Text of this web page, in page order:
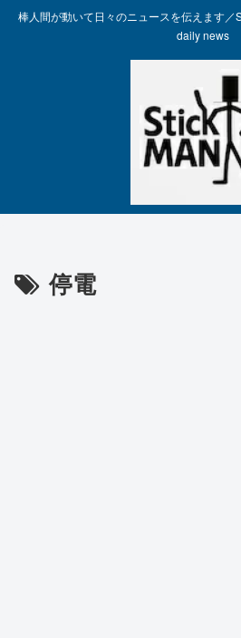
棒人間が動いて日々のニュースを伝えます
daily news
停電